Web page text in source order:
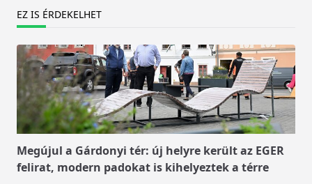
EZ IS ÉRDEKELHET
Megújul a Gárdonyi tér: új helyre került az EGER
felirat, modern padokat is kihelyeztek a térre